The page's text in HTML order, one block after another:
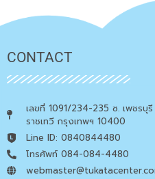
CONTACT
เลขที่ 1091/234-235 ซ. เพชรบุ
ราชเทวี กรุงเทพฯ 10400
Line ID: 0840844480
โทรศัพท์ 084-084-4480